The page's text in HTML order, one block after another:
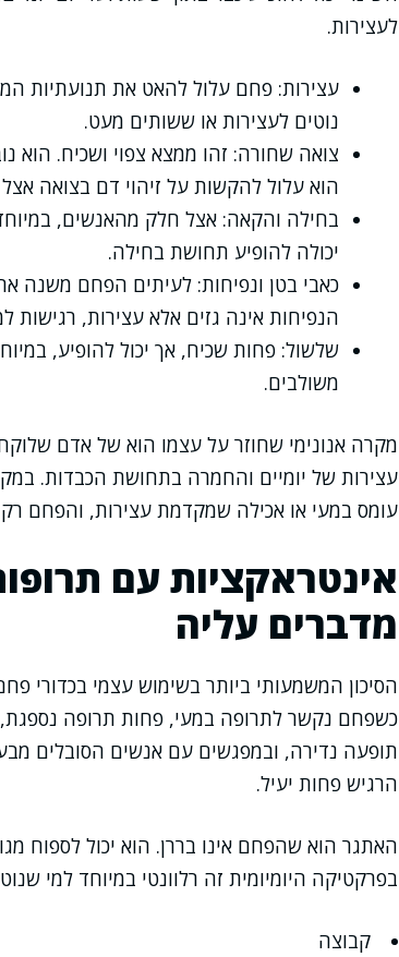
לעצירות.
עצירות: פחם עלול להאט את תנועתיות
נוטים לעצירות או ששותים מעט.
צואה שחורה: זהו ממצא צפוי ושכיח. הוא
הוא עלול להקשות על זיהוי דם בצואה
בחילה והקאה: אצל חלק מהאנשים,
יכולה להופיע תחושת בחילה.
כאבי בטן ונפיחות: לעיתים הפחם משנה
הנפיחות אינה גזים אלא עצירות, רגישות
שלשול: פחות שכיח, אך יכול להופיע,
משולבים.
מקרה אנונימי שחוזר על עצמו הוא של אדם
עצירות של יומיים והחמרה בתחושת הכבדות.
עומס במעי או אכילה שמקדמת עצירות, והפחם
אינטראקציות עם
מדברים עליה
הסיכון המשמעותי ביותר בשימוש עצמי בכדורי
כשפחם נקשר לתרופה במעי, פחות תרופה
תופעה נדירה, ובמפגשים עם אנשים הסובלים
הרגיש פחות יעיל.
האתגר הוא שהפחם אינו בררן. הוא יכול לספוח
בפרקטיקה היומיומית זה רלוונטי במיוחד למי
קבוצה